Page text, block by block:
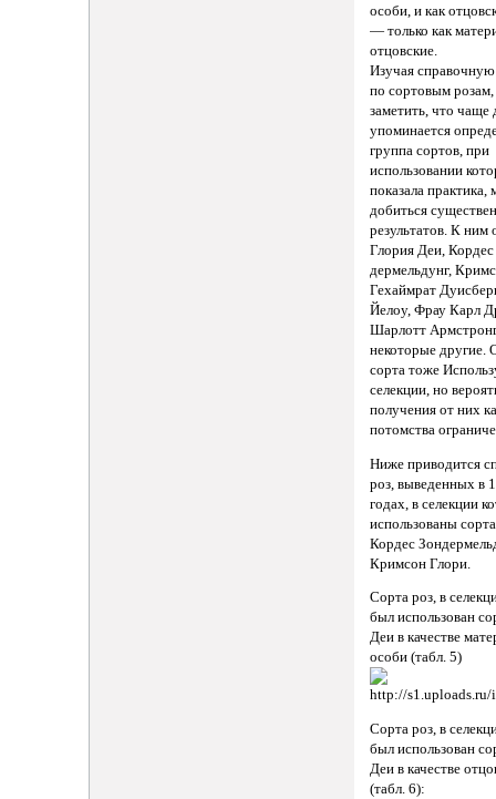
особи, и как
— только как
отцовские.
Изучая
по сортовым
заметить, что чаще
упоминается
группа сортов, при
использовании
показала практика,
добиться
результатов. К ним
Глория Деи,
дермельдунг,
Гехаймрат
Йелоу, Фрау Карл
Шарлотт
некоторые другие.
сорта тоже
селекции, но
получения от них
потомства
Ниже приводится
роз, выведенных в
годах, в селекции
использованы
Кордес
Кримсон Глори.
Сорта роз, в
был использован
Деи в качестве
особи (табл. 5)
Сорта роз, в
был использован
Деи в качестве
(табл. 6):